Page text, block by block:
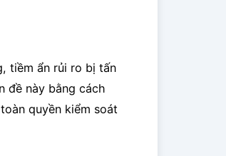
tiềm ẩn rủi ro bị tấn
đề này bằng cách
quyền kiểm soát